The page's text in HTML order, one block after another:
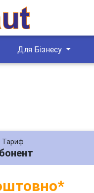
Для Бізнесу
Тариф